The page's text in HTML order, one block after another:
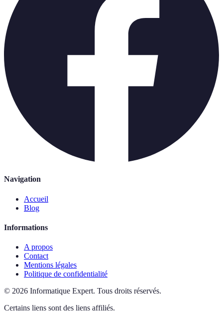
Navigation
Accueil
Blog
Informations
A propos
Contact
Mentions légales
Politique de confidentialité
© 2026 Informatique Expert. Tous droits réservés.
Certains liens sont des liens affiliés.